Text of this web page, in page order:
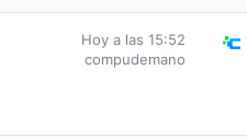
Hoy a las 15:52
compudemano